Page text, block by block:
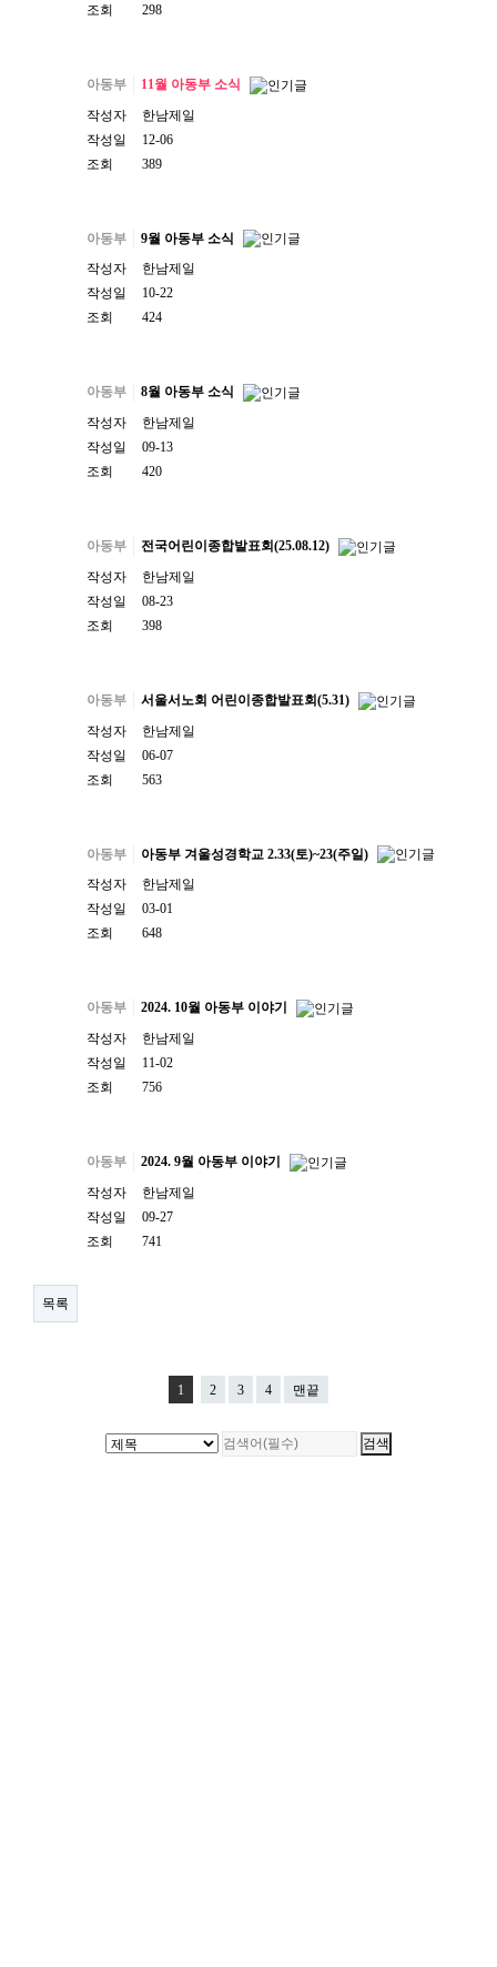
조회
298
아동부
11월 아동부 소식
작성자
한남제일
작성일
12-06
조회
389
아동부
9월 아동부 소식
작성자
한남제일
작성일
10-22
조회
424
아동부
8월 아동부 소식
작성자
한남제일
작성일
09-13
조회
420
아동부
전국어린이종합발표회(25.08.12)
작성자
한남제일
작성일
08-23
조회
398
아동부
서울서노회 어린이종합발표회(5.31)
작성자
한남제일
작성일
06-07
조회
563
아동부
아동부 겨울성경학교 2.33(토)~23(주일)
작성자
한남제일
작성일
03-01
조회
648
아동부
2024. 10월 아동부 이야기
작성자
한남제일
작성일
11-02
조회
756
아동부
2024. 9월 아동부 이야기
작성자
한남제일
작성일
09-27
조회
741
목록
1 2 3 4 맨끝